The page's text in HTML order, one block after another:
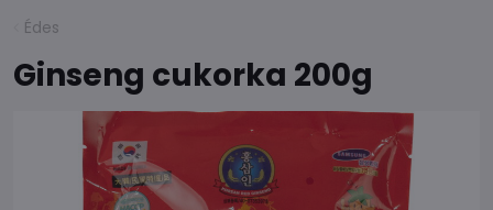
Édes
Ginseng cukorka 200g